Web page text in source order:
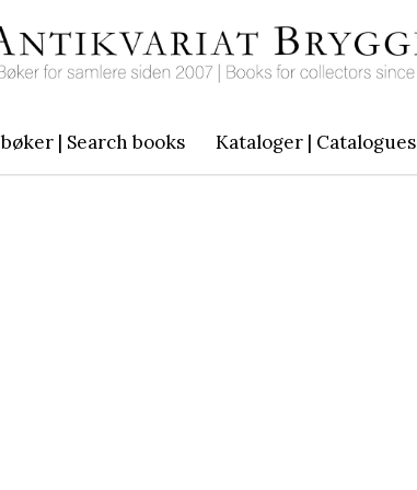
| Search books Kataloger | Catalogues